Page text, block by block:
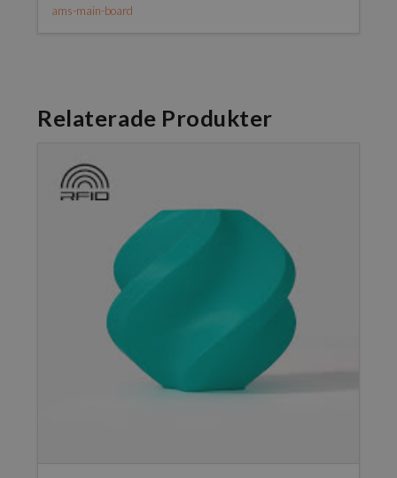
ams-main-board
Relaterade Produkter